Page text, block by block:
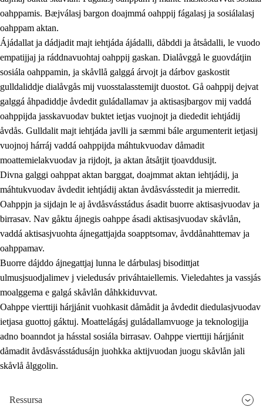
2. Prinsihpa oahppama, åvddånahttema ja ávddama hárráj
2.1 Sosiála oahppam ja åvddånibme
2.2 Máhtudahka fágáj hárráj
2.3 Vuodulasj tjehpudagá
2.4 Oahppat oahppat
Doaresfágalasj tiemá
oahppamis. Bæjválasj bargon doajmmá oahppij fágalasj ja sosiálalasj
oahppam aktan.
Ájádallat ja dádjadit majt iehtjáda ájádalli, dåbddi ja åtsådalli, le vuodo
empatijjaj ja ráddnavuohtaj oahppij gaskan. Dialåvggå le guovdátjin
sosiála oahppamin, ja skåvllå galggá árvojt ja dárbov gaskostit
gulldaliddje dialåvgås mij vuosstalasstemijt duostot. Gå oahppij dejvat
galggá åhpadiddje åvdedit guládallamav ja aktisasjbargov mij vaddá
oahppijda jasskavuodav buktet ietjas vuojnojt ja diededit iehtjádij
åvdås. Gulldalit majt iehtjáda javlli ja sæmmi bále argumenterit ietjasij
vuojnoj hárráj vaddá oahppijda máhtukvuodav dåmadit
moattemielakvuodav ja rijdojt, ja aktan åtsåtjit tjoavddusijt.
Divna galggi oahppat aktan barggat, doajmmat aktan iehtjádij, ja
máhtukvuodav åvdedit iehtjádij aktan åvdåsvásstedit ja mierredit.
Oahppjn ja sijdajn le aj åvdåsvásstádus ásadit buorre aktisasjvuodav ja
birrasav. Nav gåktu ájnegis oahppe ásadi aktisasjvuodav skåvlån,
vaddá aktisasjvuohta ájnegattjajda soapptsomav, åvddånahttemav ja
oahppamav.
Buorre dájddo ájnegattjaj lunna le dárbulasj bisodittjat
ulmusjsuodjalimev j vieledusáv priváhtaiellemis. Vieledahtes ja vassjás
moalggema e galgá skåvlån dåhkkiduvvat.
Oahppe vierttiji hárjjánit vuohkasit dåmådit ja åvdedit diedulasjvuodav
ietjasa guottoj gáktuj. Moattelágásj guládallamvuoge ja teknologijja
adno boanndot ja hásstal sosiála birrasav. Oahppe vierttiji hárjjánit
dåmadit åvdåsvásstádusájn juohkka aktijvuodan juogu skåvlån jali
skåvlå ålggolin.
Ressursa